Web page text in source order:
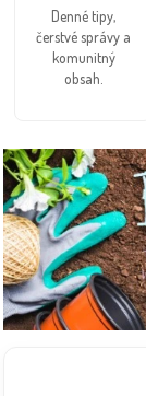
Denné tipy,
čerstvé správy a
komunitný
obsah.